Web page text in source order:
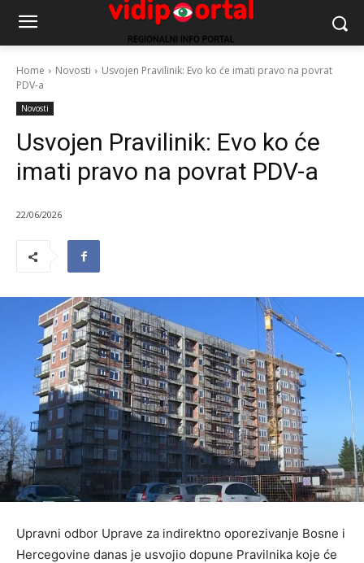
Home Novosti
Usvojen Pravilinik: Evo ko će imati pravo na povrat
PDV-a
Novosti
Usvojen Pravilinik: Evo ko će
imati pravo na povrat PDV-a
22/06/2026
Upravni odbor Uprave za indirektno oporezivanje Bosne i
Hercegovine danas je usvojio dopune Pravilnika koje će